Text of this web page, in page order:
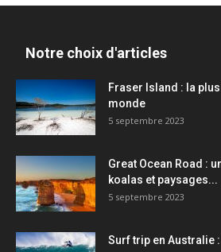
Notre choix d'articles
Fraser Island : la
monde
5 septembre 2023
Great Ocean Road :
koalas et paysages...
5 septembre 2023
Surf trip en Australie